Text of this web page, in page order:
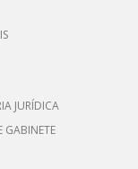
JURÍDICA
GABINETE